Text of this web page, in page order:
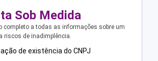
Sob Medida
completo a todas as informações sobre um
riscos de inadimplência.
de existência do CNPJ